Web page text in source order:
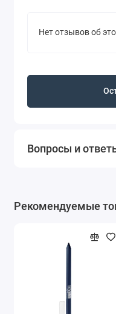
Нет отзывов об
Вопросы и
Рекомендуемые